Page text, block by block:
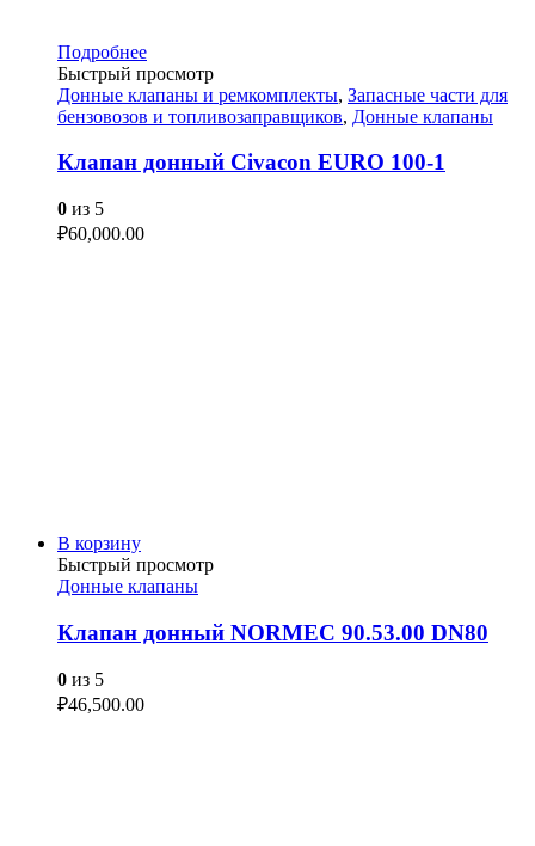
Подробнее
Быстрый просмотр
Донные клапаны и ремкомплекты, Запасные части для
бензовозов и топливозаправщиков, Донные клапаны
Клапан донный Civacon EURO 100-1
0 из 5
₽60,000.00
В корзину
Быстрый просмотр
Донные клапаны
Клапан донный NORMEC 90.53.00 DN80
0 из 5
₽46,500.00